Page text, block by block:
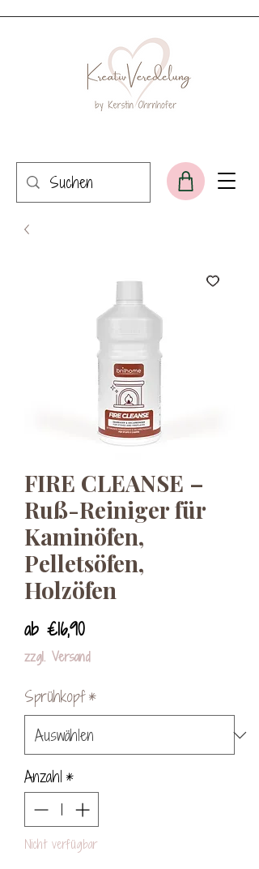
FIRE CLEANSE –
Ruß-Reiniger für
Kaminöfen,
Pelletsöfen,
Holzöfen
ab €16,90Sale-
Preis
zzgl. Versand
Sprühkopf*
Anzahl *
Nicht verfügbar